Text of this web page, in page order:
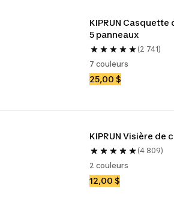
KIPRUN Casquette
5 panneaux
(2 741)
7 couleurs
25,00 $
KIPRUN Visière de
(4 809)
2 couleurs
12,00 $